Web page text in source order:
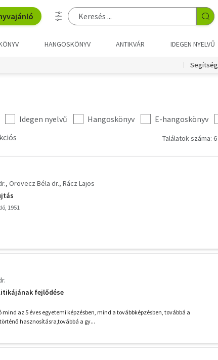
HANGOSKÖNYV ANTIKVÁR IDEGEN NYELVŰ
Segítség
Idegen nyelvű Hangoskönyv E-hangoskönyv
Találatok száma: 6
Orovecz Béla dr. Rácz Lajos
1951
fejlődése
az 5 éves egyetemi képzésben, mind a továbbképzésben, továbbá a
hasznosításra,továbbá a gy...